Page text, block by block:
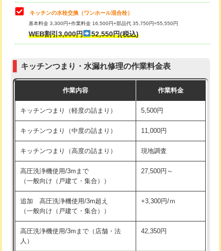
用（追加）/3ｍ超え)
給水管工事※（ライニング鋼管・銅
管・ポリ管・HT管使用/3ｍまで)
44,000円
管・ポリ管・HT管使用/3ｍ超え)
排水管工事（土の掘削・埋め戻し作
11,000円~
排水管工事（排水管工事/3ｍまで） 55,000円
排水管工事（追加 排水管工事/3ｍ超
+11,000円
マス交換（深さ50㎝未満）
マス交換（深さ50㎝以上） 66,000円
コンクリート斫り（厚さ10㎝まで）
コンクリート斫り（厚さ10㎝超え）
お風呂タンク脱着
その他部品の脱着
式・ワンホール）)
交換・取付(排水栓・排水トラップ
22,000円+材料費
持込商品取付（単水栓）
持込商品取付（混合水栓） 16,500円
給水管工事※（ホール加工)
キッチンの水栓交換（ワンホール混合栓）
基本料金 3,300円+作業料金 16,500円+部品代 35,750円=55,550円
WEB割引3,000円 52,550円(税込)
キッチンつまり・水漏れ修理の作業料金表
作業内容 作業料金
キッチンつまり（軽度の詰まり） 5,500円
キッチンつまり（中度の詰まり） 11,000円
キッチンつまり（高度の詰まり） 現地調査
高圧洗浄機使用/3mまで
（一般向け（戸建て・集合））
27,500円～
追加 高圧洗浄機使用/3m超え
（一般向け（戸建て・集合））
+3,300円/ｍ
高圧洗浄機使用/3mまで（店舗・法
人）
42,350円